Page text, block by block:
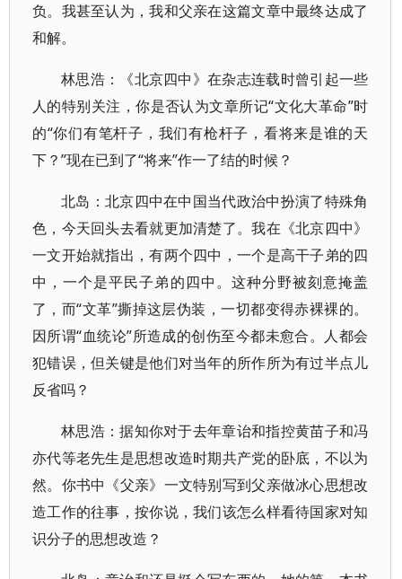
负。我甚至认为，我和父亲在这篇文章中最终达成了
和解。
林思浩：《北京四中》在杂志连载时曾引起一些
人的特别关注，你是否认为文章所记“文化大革命”时
的“你们有笔杆子，我们有枪杆子，看将来是谁的天
下？”现在已到了“将来”作一了结的时候？
北岛：北京四中在中国当代政治中扮演了特殊角
色，今天回头去看就更加清楚了。我在《北京四中》
一文开始就指出，有两个四中，一个是高干子弟的四
中，一个是平民子弟的四中。这种分野被刻意掩盖
了，而“文革”撕掉这层伪装，一切都变得赤裸裸的。
因所谓“血统论”所造成的创伤至今都未愈合。人都会
犯错误，但关键是他们对当年的所作所为有过半点儿
反省吗？
林思浩：据知你对于去年章诒和指控黄苗子和冯
亦代等老先生是思想改造时期共产党的卧底，不以为
然。你书中《父亲》一文特别写到父亲做冰心思想改
造工作的往事，按你说，我们该怎么样看待国家对知
识分子的思想改造？